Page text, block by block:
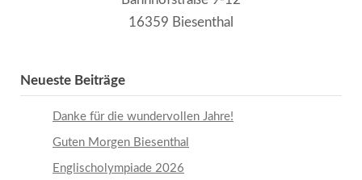
16359 Biesenthal
Neueste Beiträge
Danke für die wundervollen Jahre!
Guten Morgen Biesenthal
Englischolympiade 2026